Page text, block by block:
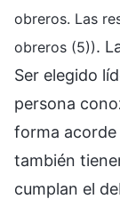
obreros. Las
obreros (5)).
Ser elegido
persona
forma acorde
también
cumplan el